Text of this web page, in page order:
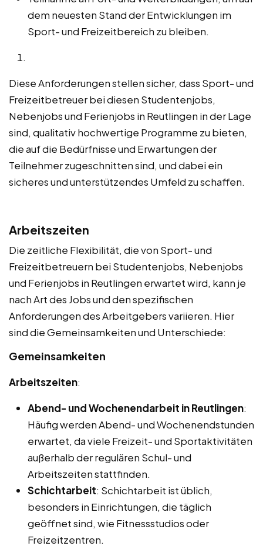
dem neuesten Stand der Entwicklungen im
Sport- und Freizeitbereich zu bleiben.
Diese Anforderungen stellen sicher, dass Sport- und
Freizeitbetreuer bei diesen Studentenjobs,
Nebenjobs und Ferienjobs in Reutlingen in der Lage
sind, qualitativ hochwertige Programme zu bieten,
die auf die Bedürfnisse und Erwartungen der
Teilnehmer zugeschnitten sind, und dabei ein
sicheres und unterstützendes Umfeld zu schaffen.
Arbeitszeiten
Die zeitliche Flexibilität, die von Sport- und
Freizeitbetreuern bei Studentenjobs, Nebenjobs
und Ferienjobs in Reutlingen erwartet wird, kann je
nach Art des Jobs und den spezifischen
Anforderungen des Arbeitgebers variieren. Hier
sind die Gemeinsamkeiten und Unterschiede:
Gemeinsamkeiten
Arbeitszeiten:
Abend- und Wochenendarbeit in Reutlingen:
Häufig werden Abend- und Wochenendstunden
erwartet, da viele Freizeit- und Sportaktivitäten
außerhalb der regulären Schul- und
Arbeitszeiten stattfinden.
Schichtarbeit: Schichtarbeit ist üblich,
besonders in Einrichtungen, die täglich
geöffnet sind, wie Fitnessstudios oder
Freizeitzentren.